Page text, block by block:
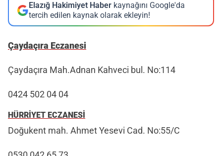
Elazığ Hakimiyet Haber kaynağını Google'da
tercih edilen kaynak olarak ekleyin!
Çaydaçıra Eczanesi
Çaydaçıra Mah.Adnan Kahveci bul. No:114
0424 502 04 04
HÜRRİYET ECZANESİ
Doğukent mah. Ahmet Yesevi Cad. No:55/C